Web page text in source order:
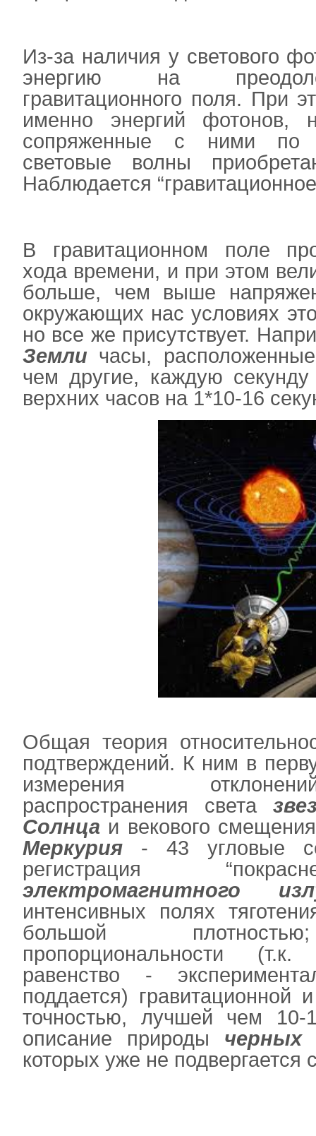
Из-за наличия у светового
энергию на
гравитационного поля. При
именно энергий фотонов,
сопряженные с ними по
световые волны
Наблюдается
В гравитационном поле
хода времени, и при этом
больше, чем выше
окружающих нас условиях
но все же присутствует.
Земли часы,
чем другие, каждую
верхних часов на 1*10-16
Общая теория
подтверждений. К ним в
измерения
распространения света
Солнца и векового
Меркурия - 43 угловые
регистрация
электромагнитного
интенсивных полях
большой
пропорциональности
равенство -
поддается) гравитационной
точностью, лучшей чем 10-
описание природы черных
которых уже не